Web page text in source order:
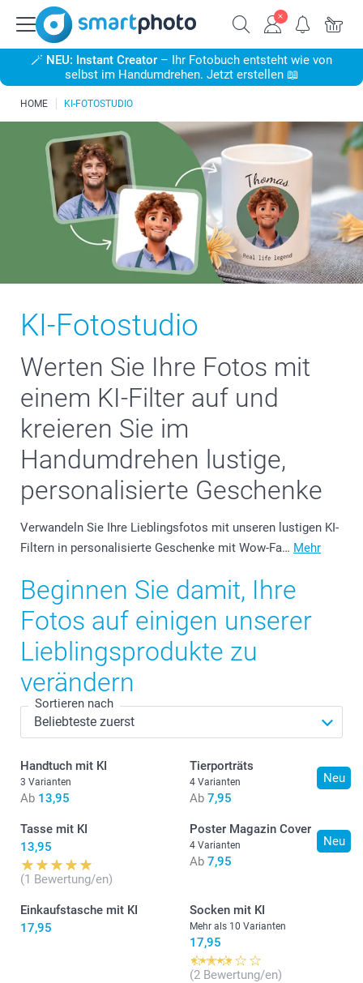
🪄 NEU: Instant Creator – Ihr Fotobuch entsteht wie von
selbst im Handumdrehen. Jetzt erstellen 📖
HOME KI-FOTOSTUDIO
KI-Fotostudio
Werten Sie Ihre Fotos mit
einem KI-Filter auf und
kreieren Sie im
Handumdrehen lustige,
personalisierte Geschenke
Verwandeln Sie Ihre Lieblingsfotos mit unseren lustigen KI-
Filtern in personalisierte Geschenke mit Wow-Fa… Mehr
Beginnen Sie damit, Ihre
Fotos auf einigen unserer
Lieblingsprodukte zu
verändern
Sortieren nach
Handtuch mit KI
3 Varianten
Ab 13,95
Neu
Tierporträts
4 Varianten
Ab 7,95
Tasse mit KI
13,95
(1 Bewertung/en)
Neu
Poster Magazin Cover
4 Varianten
Ab 7,95
Einkaufstasche mit KI
17,95
Socken mit KI
Mehr als 10 Varianten
17,95
(2 Bewertung/en)